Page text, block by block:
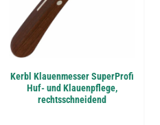
Kerbl Klauenmesser SuperProfi
Huf- und Klauenpflege,
rechtsschneidend